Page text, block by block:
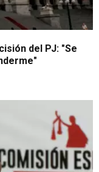
del PJ: "Se